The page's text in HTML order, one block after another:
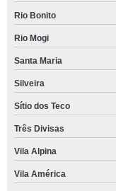
Rio Bonito
Rio Mogi
Santa Maria
Silveira
Sítio dos Teco
Três Divisas
Vila Alpina
Vila América